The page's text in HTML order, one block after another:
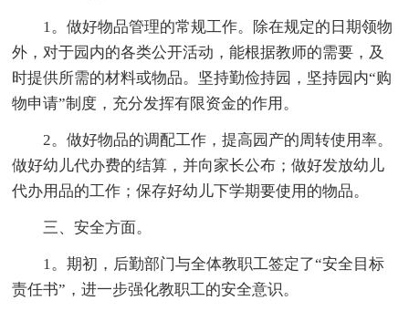
1。做好物品管理的常规工作。除在规定的日期领物
外，对于园内的各类公开活动，能根据教师的需要，及
时提供所需的材料或物品。坚持勤俭持园，坚持园内“购
物申请”制度，充分发挥有限资金的作用。
2。做好物品的调配工作，提高园产的周转使用率。
做好幼儿代办费的结算，并向家长公布；做好发放幼儿
代办用品的工作；保存好幼儿下学期要使用的物品。
三、安全方面。
1。期初，后勤部门与全体教职工签定了“安全目标
责任书”，进一步强化教职工的安全意识。